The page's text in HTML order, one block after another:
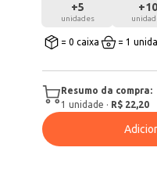
+5
unidades
+10
= 0 caixa = 1
Resumo da compra:
1 unidade · R$ 22,20